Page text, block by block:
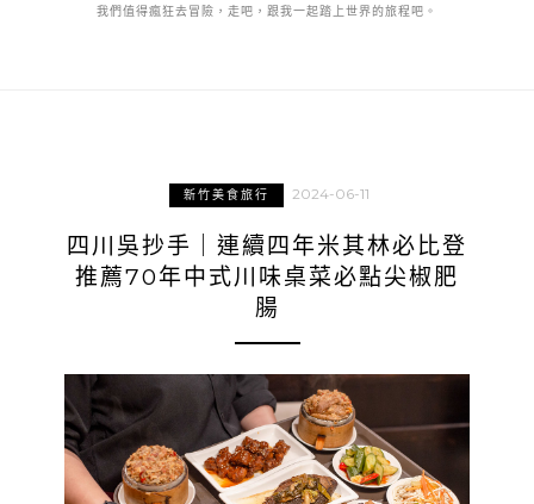
我們值得瘋狂去冒險，走吧，跟我一起踏上世界的旅程吧。
新竹美食旅行 2024-06-11
四川吳抄手｜連續四年米其林必比登
推薦70年中式川味桌菜必點尖椒肥
腸